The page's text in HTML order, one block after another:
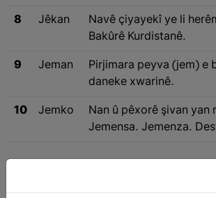
8 Jêkan
Navê çiyayekî ye li
Bakûrê Kurdistanê.
9 Jeman
Pirjimara peyva (jem) e
daneke xwarinê.
10 Jemko
Nan û pêxorê şivan yan
Jemensa. Jemenza.
1 2 3 Paşî